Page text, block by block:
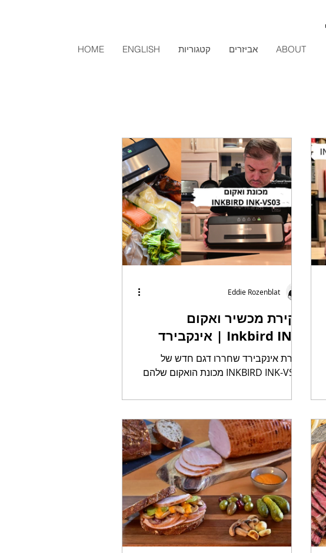
HOME ENGLISH קטגוריות אביזרים ABOUT
סקירת מכשיר ואקום
אינקבירד | Inkbird INK-
VS03
חברת אינקבירד שחררו דגם חדש של
מכונת הואקום שלהם INKBIRD INK-VS03
Eddie Rozenblat